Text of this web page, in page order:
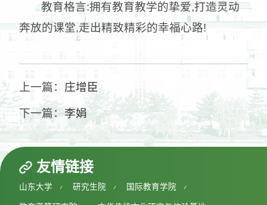
教育格言:拥有教育教学的挚爱,打造灵动
奔放的课堂,走出精致精彩的幸福心路!
上一篇： 庄增臣
下一篇：李娟
友情链接
山东大学 研究生院 国际教育学院